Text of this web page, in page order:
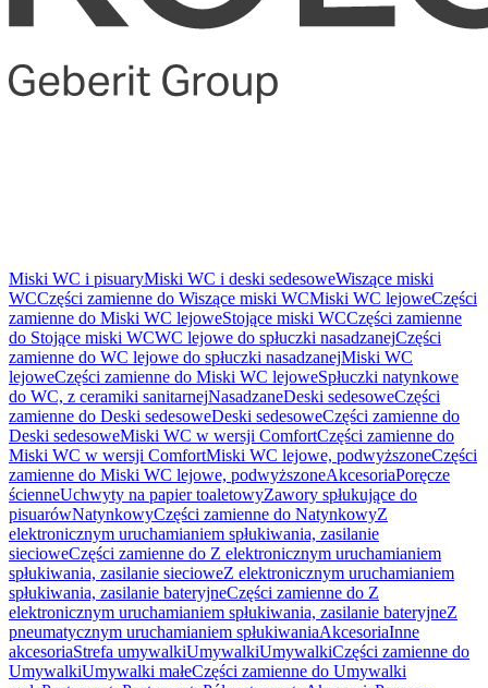
Miski WC i pisuaryMiski WC i deski sedesoweWiszące miski
WCCzęści zamienne do Wiszące miski WCMiski WC lejoweCzęści
zamienne do Miski WC lejoweStojące miski WCCzęści zamienne
do Stojące miski WCWC lejowe do spłuczki nasadzanejCzęści
zamienne do WC lejowe do spłuczki nasadzanejMiski WC
lejoweCzęści zamienne do Miski WC lejoweSpłuczki natynkowe
do WC, z ceramiki sanitarnejNasadzaneDeski sedesoweCzęści
zamienne do Deski sedesoweDeski sedesoweCzęści zamienne do
Deski sedesoweMiski WC w wersji ComfortCzęści zamienne do
Miski WC w wersji ComfortMiski WC lejowe, podwyższoneCzęści
zamienne do Miski WC lejowe, podwyższoneAkcesoriaPoręcze
ścienneUchwyty na papier toaletowyZawory spłukujące do
pisuarówNatynkowyCzęści zamienne do NatynkowyZ
elektronicznym uruchamianiem spłukiwania, zasilanie
siecioweCzęści zamienne do Z elektronicznym uruchamianiem
spłukiwania, zasilanie siecioweZ elektronicznym uruchamianiem
spłukiwania, zasilanie bateryjneCzęści zamienne do Z
elektronicznym uruchamianiem spłukiwania, zasilanie bateryjneZ
pneumatycznym uruchamianiem spłukiwaniaAkcesoriaInne
akcesoriaStrefa umywalkiUmywalkiUmywalkiCzęści zamienne do
UmywalkiUmywalki małeCzęści zamienne do Umywalki